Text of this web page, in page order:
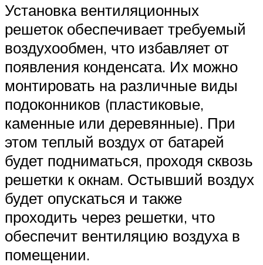
Установка вентиляционных
решеток обеспечивает требуемый
воздухообмен, что избавляет от
появления конденсата. Их можно
монтировать на различные виды
подоконников (пластиковые,
каменные или деревянные). При
этом теплый воздух от батарей
будет подниматься, проходя сквозь
решетки к окнам. Остывший воздух
будет опускаться и также
проходить через решетки, что
обеспечит вентиляцию воздуха в
помещении.